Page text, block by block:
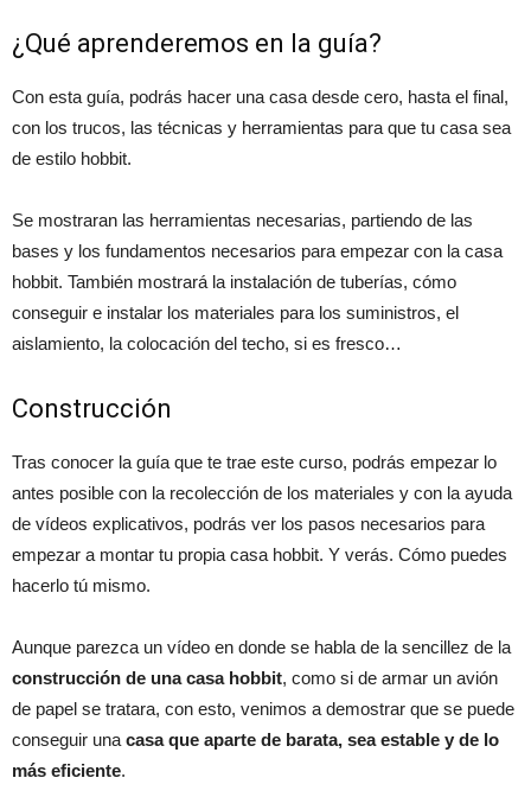
¿Qué aprenderemos en la guía?
Con esta guía, podrás hacer una casa desde cero, hasta el final,
con los trucos, las técnicas y herramientas para que tu casa sea
de estilo hobbit.
Se mostraran las herramientas necesarias, partiendo de las
bases y los fundamentos necesarios para empezar con la casa
hobbit. También mostrará la instalación de tuberías, cómo
conseguir e instalar los materiales para los suministros, el
aislamiento, la colocación del techo, si es fresco…
Construcción
Tras conocer la guía que te trae este curso, podrás empezar lo
antes posible con la recolección de los materiales y con la ayuda
de vídeos explicativos, podrás ver los pasos necesarios para
empezar a montar tu propia casa hobbit. Y verás. Cómo puedes
hacerlo tú mismo.
Aunque parezca un vídeo en donde se habla de la sencillez de la
construcción de una casa hobbit, como si de armar un avión
de papel se tratara, con esto, venimos a demostrar que se puede
conseguir una casa que aparte de barata, sea estable y de lo
más eficiente.